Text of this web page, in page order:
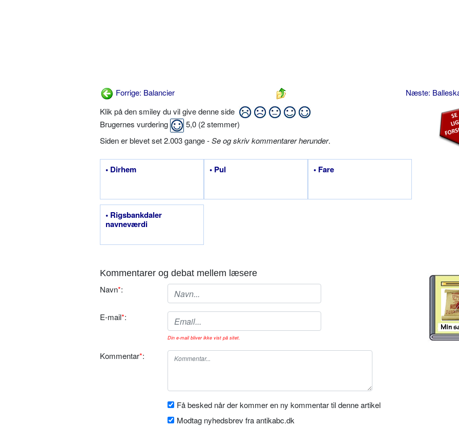
Forrige: Balancier
Næste:
Klik på den smiley du vil give denne side
Brugernes vurdering
5,0 (2stemmer)
Siden er blevet set 2.003 gange -Se og skriv kommentarer herunder.
• Dirhem • Pul • Fare
• Rigsbankdaler
navneværdi
Kommentarer og debat mellem læsere
Navn*:
E-mail*:
Din e-mail bliver ikke vist på sitet.
Kommentar*:
Få besked når der kommer en ny kommentar til denne artikel
Modtag nyhedsbrev fra antikabc.dk